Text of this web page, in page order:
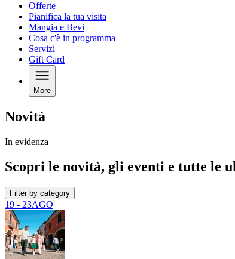
Offerte
Pianifica la tua visita
Mangia e Bevi
Cosa c'è in programma
Servizi
Gift Card
More
Novità
In evidenza
Scopri le novità, gli eventi e tutte le
Filter by category
19 - 23AGO